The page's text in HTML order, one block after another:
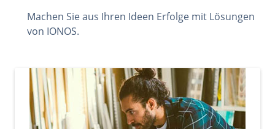
Machen Sie aus Ihren Ideen Erfolge mit Lösungen
von IONOS.